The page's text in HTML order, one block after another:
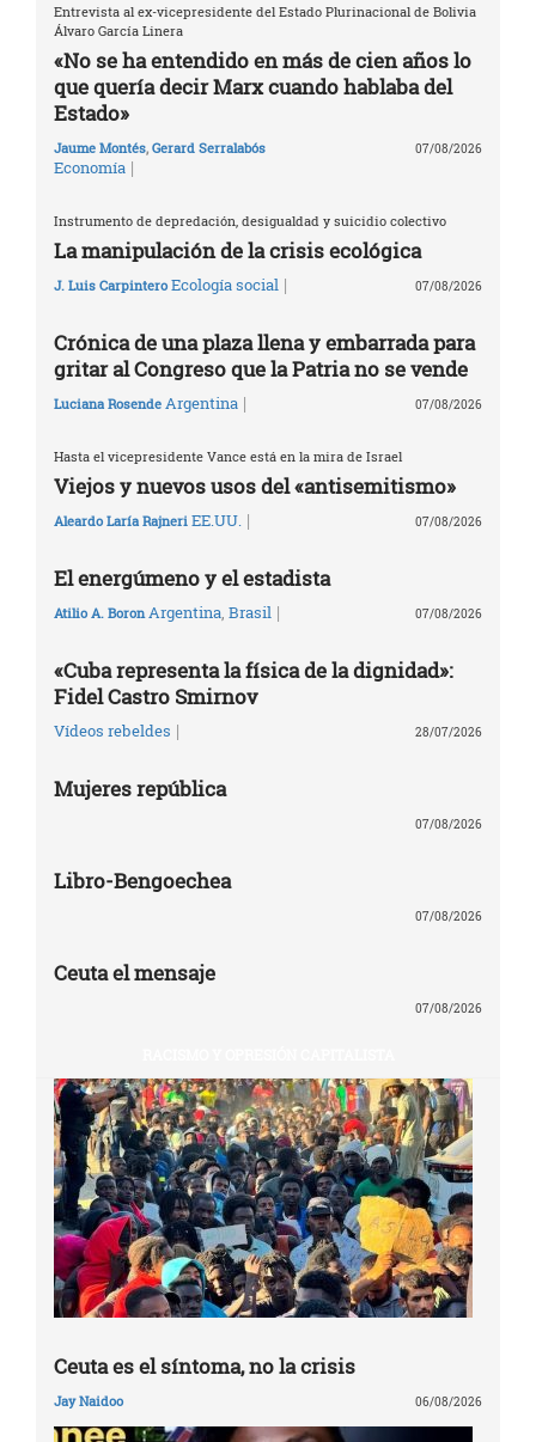
Entrevista al ex-vicepresidente del Estado Plurinacional de Bolivia
Álvaro García Linera
«No se ha entendido en más de cien años lo
que quería decir Marx cuando hablaba del
Estado»
Jaume Montés, Gerard Serralabós
Economía |
07/08/2026
Instrumento de depredación, desigualdad y suicidio colectivo
La manipulación de la crisis ecológica
J. Luis Carpintero Ecología social | 07/08/2026
Crónica de una plaza llena y embarrada para
gritar al Congreso que la Patria no se vende
Luciana Rosende Argentina | 07/08/2026
Hasta el vicepresidente Vance está en la mira de Israel
Viejos y nuevos usos del «antisemitismo»
Aleardo Laría Rajneri EE.UU. | 07/08/2026
El energúmeno y el estadista
Atilio A. Boron Argentina, Brasil | 07/08/2026
«Cuba representa la física de la dignidad»:
Fidel Castro Smirnov
Vídeos rebeldes | 28/07/2026
Mujeres república
07/08/2026
Libro-Bengoechea
07/08/2026
Ceuta el mensaje
07/08/2026
Ceuta es el síntoma, no la crisis
Jay Naidoo 06/08/2026